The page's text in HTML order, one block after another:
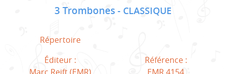
3 Trombones CLASSIQUE
Répertoire
Éditeur :
Marc Reift (EMR)
Référence :
EMR 4154